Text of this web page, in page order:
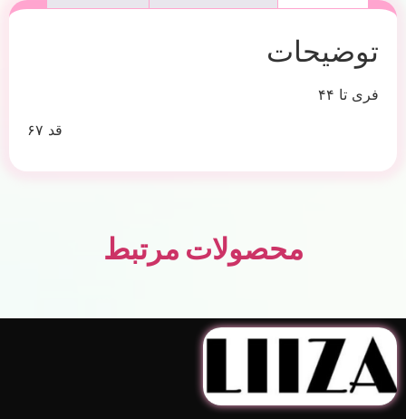
توضیحات
فری تا ۴۴
قد ۶۷
محصولات مرتبط